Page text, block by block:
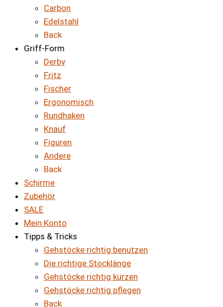
Carbon
Edelstahl
Back
Griff-Form
Derby
Fritz
Fischer
Ergonomisch
Rundhaken
Knauf
Figuren
Andere
Back
Schirme
Zubehör
SALE
Mein Konto
Tipps & Tricks
Gehstöcke richtig benutzen
Die richtige Stocklänge
Gehstöcke richtig kürzen
Gehstöcke richtig pflegen
Back